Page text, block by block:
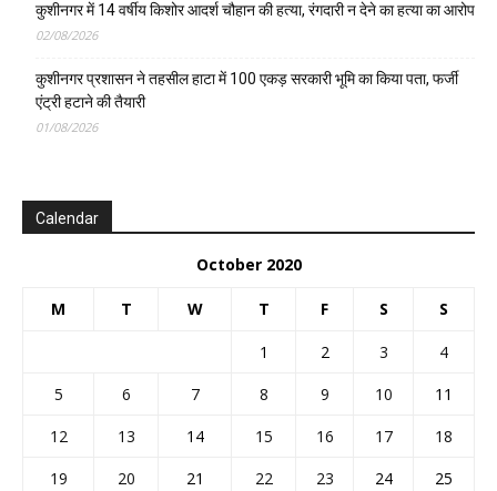
कुशीनगर में 14 वर्षीय किशोर आदर्श चौहान की हत्या, रंगदारी न देने का हत्या का आरोप
02/08/2026
कुशीनगर प्रशासन ने तहसील हाटा में 100 एकड़ सरकारी भूमि का किया पता, फर्जी
एंट्री हटाने की तैयारी
01/08/2026
Calendar
October 2020
M T W T F S S
1 2 3
4
5
6 7 8 9 10
11
12
13 14 15 16 17
18
19
20 21 22 23 24
25